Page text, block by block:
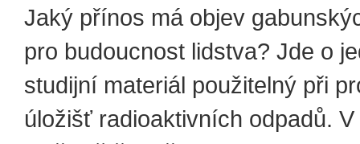
Jaký přínos má objev
pro budoucnost lidstva? Jde o
studijní materiál použitelný při
úložišť radioaktivních odpadů.